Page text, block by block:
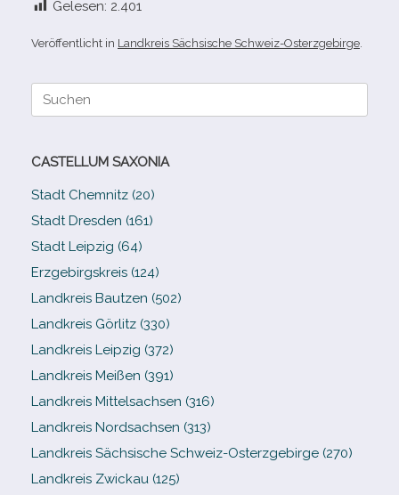
Gelesen: 2.401
Veröffentlicht in Landkreis Sächsische Schweiz-Osterzgebirge
Suche
CASTELLUM SAXONIA
Stadt Chemnitz (20)
Stadt Dresden (161)
Stadt Leipzig (64)
Erzgebirgskreis (124)
Landkreis Bautzen (502)
Landkreis Görlitz (330)
Landkreis Leipzig (372)
Landkreis Meißen (391)
Landkreis Mittelsachsen (316)
Landkreis Nordsachsen (313)
Landkreis Sächsische Schweiz-​Osterzgebirge (270)
Landkreis Zwickau (125)